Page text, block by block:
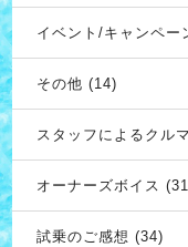
イベント/キャンペー
その他 (14)
スタッフによるクル
オーナーズボイス
試乗のご感想 (34)